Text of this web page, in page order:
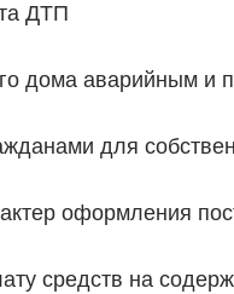
ДТП
дома аварийным и
для
оформления
средств на